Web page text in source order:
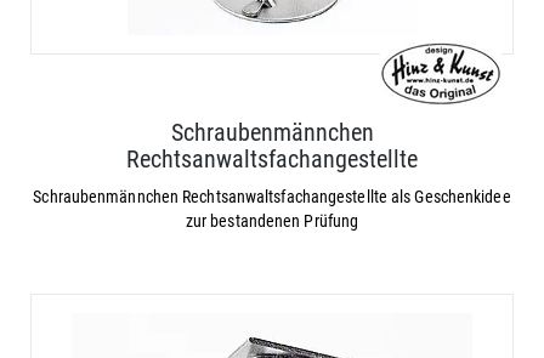
Schraubenmännchen
Rechtsanwaltsfachangestellte
Schraubenmännchen Rechtsanwaltsfachangestellte als Geschenkidee
zur bestandenen Prüfung